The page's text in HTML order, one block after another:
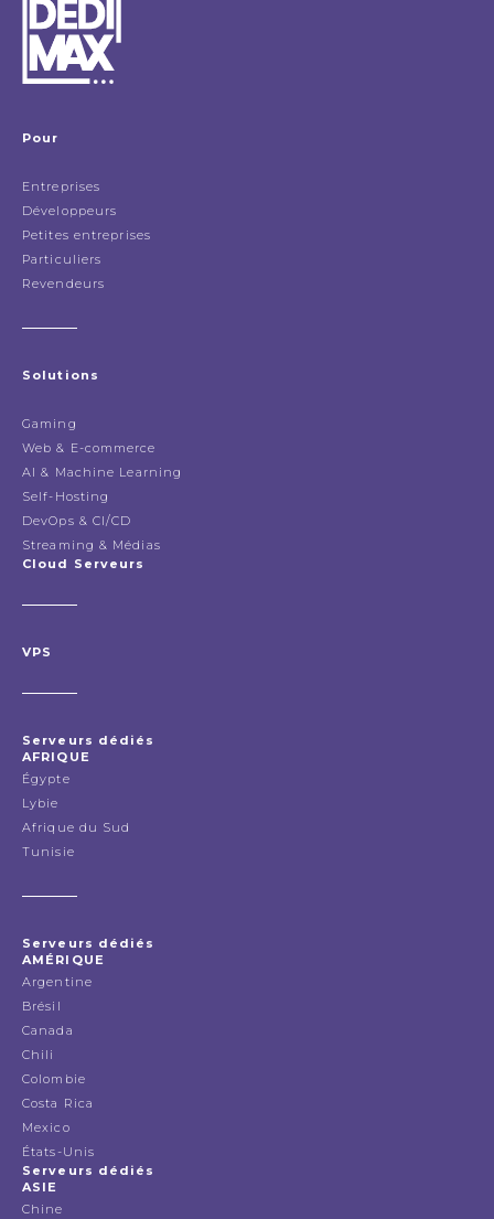
Pour
Entreprises
Développeurs
Petites entreprises
Particuliers
Revendeurs
Solutions
Gaming
Web & E-commerce
AI & Machine Learning
Self-Hosting
DevOps & CI/CD
Streaming & Médias
Cloud Serveurs
VPS
Serveurs dédiés
AFRIQUE
Égypte
Lybie
Afrique du Sud
Tunisie
Serveurs dédiés
AMÉRIQUE
Argentine
Brésil
Canada
Chili
Colombie
Costa Rica
Mexico
États-Unis
Serveurs dédiés
ASIE
Chine